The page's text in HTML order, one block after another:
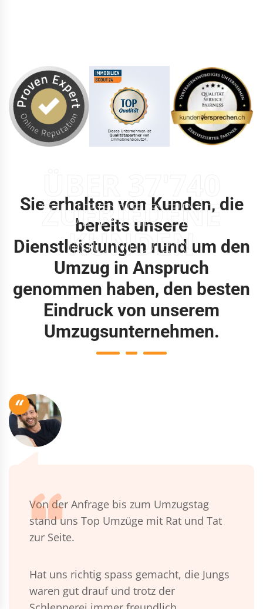
ZUFRIEDENE
KUNDEN
Sie erhalten von Kunden, die
bereits unsere
Dienstleistungen rund um den
Umzug in Anspruch
genommen haben, den besten
Eindruck von unserem
Umzugsunternehmen.
“
Von der Anfrage bis zum Umzugstag
stand uns Top Umzüge mit Rat und Tat
zur Seite.
Hat uns richtig spass gemacht, die Jungs
waren gut drauf und trotz der